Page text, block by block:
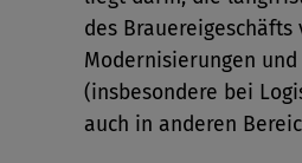
des Brauereigeschäfts
Modernisierungen
(insbesondere bei
auch in anderen